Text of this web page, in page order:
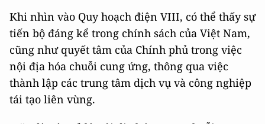
Khi nhìn vào Quy hoạch điện VIII, có thể thấy sự
tiến bộ đáng kể trong chính sách của Việt Nam,
cũng như quyết tâm của Chính phủ trong việc
nội địa hóa chuỗi cung ứng, thông qua việc
thành lập các trung tâm dịch vụ và công nghiệp
tái tạo liên vùng.